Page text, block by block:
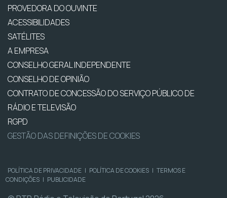
PROVEDORA DO OUVINTE
ACESSIBILIDADES
SATÉLITES
A EMPRESA
CONSELHO GERAL INDEPENDENTE
CONSELHO DE OPINIÃO
CONTRATO DE CONCESSÃO DO SERVIÇO PÚBLICO DE
RÁDIO E TELEVISÃO
RGPD
GESTÃO DAS DEFINIÇÕES DE COOKIES
POLÍTICA DE PRIVACIDADE | POLÍTICA DE COOKIES | TERMOS E
CONDIÇÕES | PUBLICIDADE